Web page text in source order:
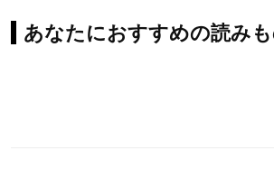
あなたにおすすめの読み